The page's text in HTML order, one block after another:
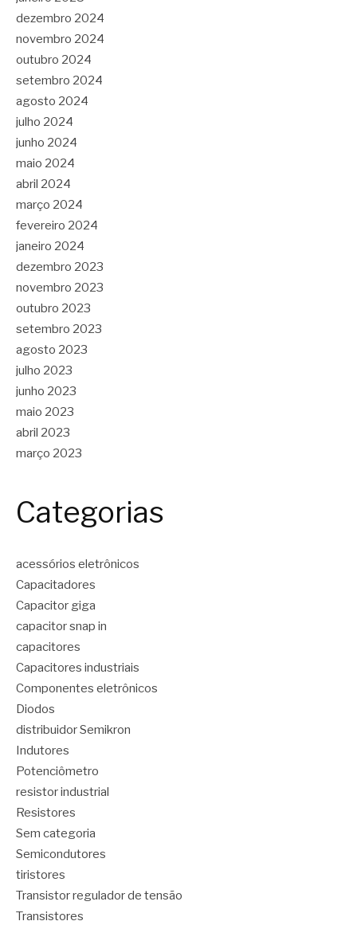
dezembro 2024
novembro 2024
outubro 2024
setembro 2024
agosto 2024
julho 2024
junho 2024
maio 2024
abril 2024
março 2024
fevereiro 2024
janeiro 2024
dezembro 2023
novembro 2023
outubro 2023
setembro 2023
agosto 2023
julho 2023
junho 2023
maio 2023
abril 2023
março 2023
Categorias
acessórios eletrônicos
Capacitadores
Capacitor giga
capacitor snap in
capacitores
Capacitores industriais
Componentes eletrônicos
Diodos
distribuidor Semikron
Indutores
Potenciômetro
resistor industrial
Resistores
Sem categoria
Semicondutores
tiristores
Transistor regulador de tensão
Transistores